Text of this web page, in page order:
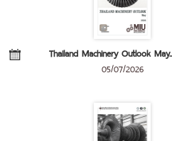
Thailand Machinery Outlook
05/07/2026